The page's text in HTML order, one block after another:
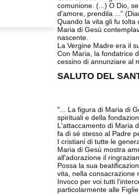
comunione. (...) O Dio,
d'amore, prendila ..."
Quando la vita gli fu tolta
Maria di Gesù
nascente.
La Vergine Madre era il
Con Maria, la fondatrice
cessino di annunziare al
SALUTO DEL
"... La figura di Maria di
spirituali e della
L'attaccamento di Maria
fa di sé stesso al Padre
I cristiani di tutte le
Maria di Gesù mostra
all'adorazione il
Possa la sua
vita, nella consacrazione
Invoco per voi tutti
particolarmente alle